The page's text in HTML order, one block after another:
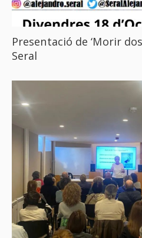
Presentació de ‘Morir
Seral